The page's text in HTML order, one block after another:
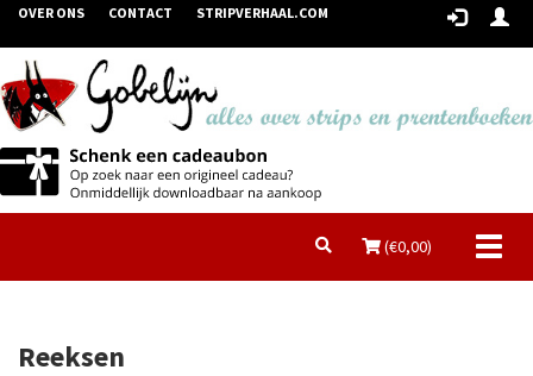
OVER ONS CONTACT STRIPVERHAAL.COM
(€0,00)
Reeksen